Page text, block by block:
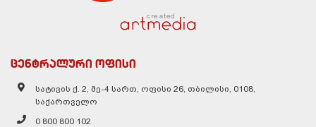
created
ცენტრალური ოფისი
სატივის ქ. 2, მე-4 სართ, ოფისი 26, თბილისი, 0108,
საქართველო
0 800 800 102